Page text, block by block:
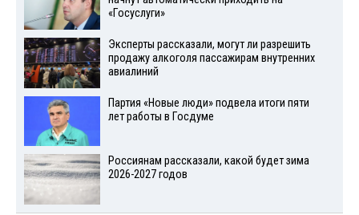
«Госуслуги»
Эксперты рассказали, могут ли разрешить
продажу алкоголя пассажирам внутренних
авиалиний
Партия «Новые люди» подвела итоги пяти
лет работы в Госдуме
Россиянам рассказали, какой будет зима
2026-2027 годов